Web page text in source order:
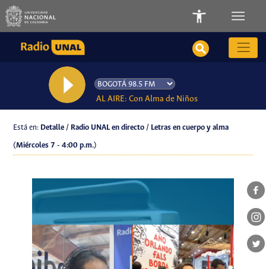
AL AIRE: Con Alma de Niños
Está en: Detalle / Radio UNAL en directo / Letras en cuerpo y alma
(Miércoles 7 - 4:00 p.m.)